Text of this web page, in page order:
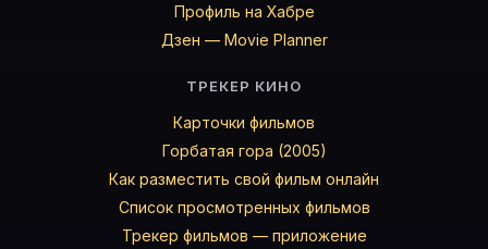
Профиль на Хабре
Дзен — Movie Planner
ТРЕКЕР КИНО
Карточки фильмов
Горбатая гора (2005)
Как разместить свой фильм онлайн
Список просмотренных фильмов
Трекер фильмов — приложение